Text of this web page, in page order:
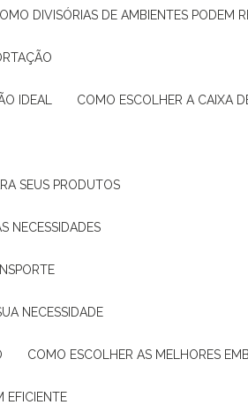
COMO DIVISÓRIAS DE AMBIENTES PODEM
IDEAL COMO ESCOLHER A CAIXA
SEUS PRODUTOS
NECESSIDADES
NECESSIDADE
COMO ESCOLHER AS MELHORES
EFICIENTE